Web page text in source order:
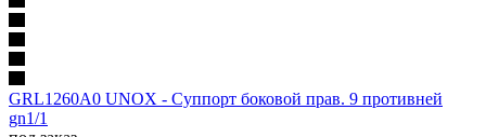
GRL1260A0 UNOX - Суппорт боковой прав. 9 противней
gn1/1